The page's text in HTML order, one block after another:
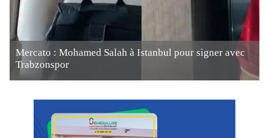
Mercato : Mohamed Salah à Istanbul pour signer avec
Trabzonspor